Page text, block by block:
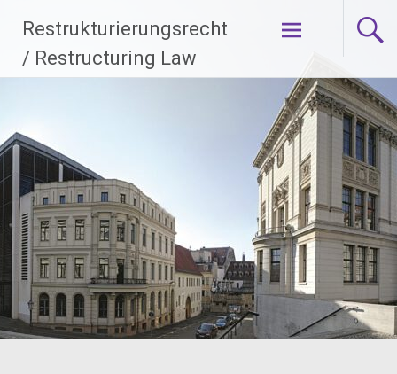
Inhalt
springen
Restrukturierungsrecht
/ Restructuring Law